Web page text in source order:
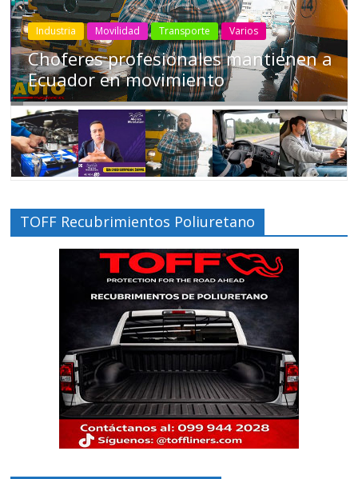
Industria Movilidad Transporte Varios
Choferes profesionales mantienen a
Ecuador en movimiento
TOFF Recubrimientos Poliuretano